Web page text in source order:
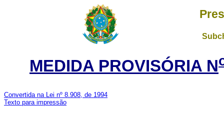
MEDIDA PROVISÓRIA N
Convertida na Lei nº 8.908, de 1994
Texto para impressão